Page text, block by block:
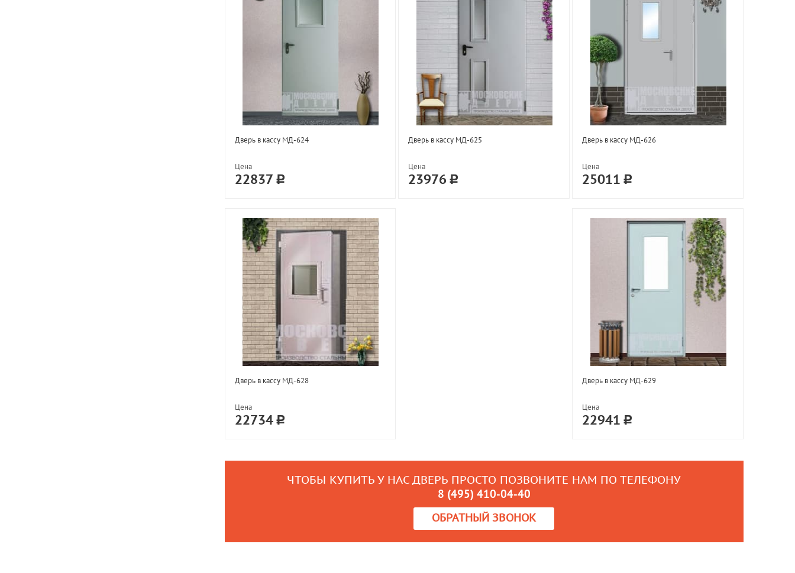
Дверь в кассу МД-624
Цена
22837
Дверь в кассу МД-625
Цена
23976
Дверь в кассу МД-626
Цена
25011
Дверь в кассу МД-628
Цена
22734
Дверь в кассу МД-629
Цена
22941
ЧТОБЫ КУПИТЬ У НАС ДВЕРЬ ПРОСТО ПОЗВОНИТЕ НАМ ПО ТЕЛЕФОНУ
8 (495) 410-04-40
ОБРАТНЫЙ ЗВОНОК